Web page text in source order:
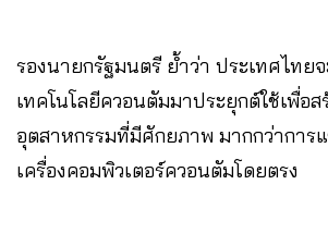
รองนายกรัฐมนตรี ย้ำว่า ประเทศไทย
เทคโนโลยีควอนตัมมาประยุกต์ใช้เพื่อส
อุตสาหกรรมที่มีศักยภาพ มากกว่าการ
เครื่องคอมพิวเตอร์ควอนตัมโดยตรง